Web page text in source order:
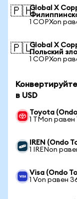
🇵🇭Global X
1 COPXon
🇵🇱Global X
Польский
1 COPXon
в USD
Toyota
1 TMon равен
IREN (Ondo
1 IRENon
Visa (Ondo
1 Von равен